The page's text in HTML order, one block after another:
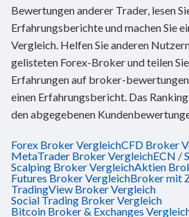
Bewertungen anderer Trader, lesen
Erfahrungsberichte und machen Sie
Vergleich. Helfen Sie anderen
gelisteten Forex-Broker und teilen
Erfahrungen auf broker-
einen Erfahrungsbericht. Das
den abgegebenen
Forex Broker VergleichCFD Broker
MetaTrader Broker VergleichECN /
Scalping Broker VergleichAktien
Futures Broker VergleichBroker mit
TradingView Broker Vergleich
Social Trading Broker Vergleich
Bitcoin Broker & Exchanges